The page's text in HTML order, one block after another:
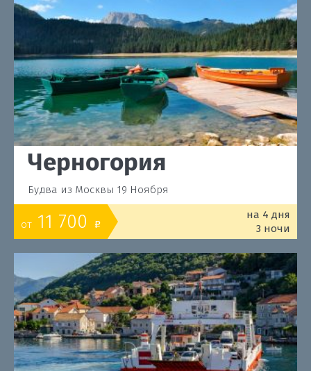
Черногория
Будва из Москвы 19 Ноября
от 11 700 o
на 4 дня
3 ночи